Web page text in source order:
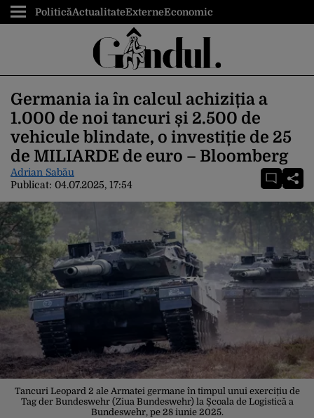
PoliticăActualitateExterneEconomic
Germania ia în calcul achiziția a
1.000 de noi tancuri și 2.500 de
vehicule blindate, o investiție de 25
de MILIARDE de euro – Bloomberg
Adrian Sabău
Publicat: 04.07.2025, 17:54
Tancuri Leopard 2 ale Armatei germane în timpul unui exercițiu de
Tag der Bundeswehr (Ziua Bundeswehr) la Școala de Logistică a
Bundeswehr, pe 28 iunie 2025.